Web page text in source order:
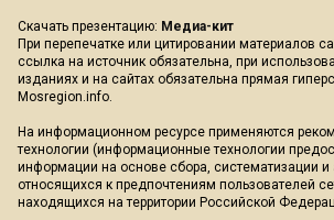
Скачать презентацию: Медиа-кит
При перепечатке или цитировании материалов
ссылка на источник обязательна, при
изданиях и на сайтах обязательна прямая
Mosregion.info.
На информационном ресурсе применяются
технологии (информационные технологии
информации на основе сбора, систематизации
относящихся к предпочтениям пользователей
находящихся на территории Российской